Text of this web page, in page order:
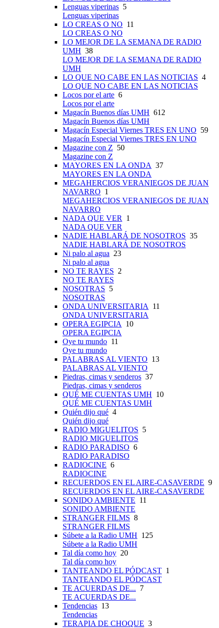
Lenguas viperinas 5
Lenguas viperinas
LO CREAS O NO 11
LO CREAS O NO
LO MEJOR DE LA SEMANA DE RADIO
UMH 38
LO MEJOR DE LA SEMANA DE RADIO
UMH
LO QUE NO CABE EN LAS NOTICIAS 4
LO QUE NO CABE EN LAS NOTICIAS
Locos por el arte 6
Locos por el arte
Magacín Buenos días UMH 612
Magacín Buenos días UMH
Magacín Especial Viernes TRES EN UNO 59
Magacín Especial Viernes TRES EN UNO
Magazine con Z 50
Magazine con Z
MAYORES EN LA ONDA 37
MAYORES EN LA ONDA
MEGAHERCIOS VERANIEGOS DE JUAN
NAVARRO 1
MEGAHERCIOS VERANIEGOS DE JUAN
NAVARRO
NADA QUE VER 1
NADA QUE VER
NADIE HABLARÁ DE NOSOTROS 35
NADIE HABLARÁ DE NOSOTROS
Ni palo al agua 23
Ni palo al agua
NO TE RAYES 2
NO TE RAYES
NOSOTRAS 5
NOSOTRAS
ONDA UNIVERSITARIA 11
ONDA UNIVERSITARIA
OPERA EGIPCIA 10
OPERA EGIPCIA
Oye tu mundo 11
Oye tu mundo
PALABRAS AL VIENTO 13
PALABRAS AL VIENTO
Piedras, cimas y senderos 37
Piedras, cimas y senderos
QUÉ ME CUENTAS UMH 10
QUÉ ME CUENTAS UMH
Quién dijo qué 4
Quién dijo qué
RADIO MIGUELITOS 5
RADIO MIGUELITOS
RADIO PARADISO 6
RADIO PARADISO
RADIOCINE 6
RADIOCINE
RECUERDOS EN EL AIRE-CASAVERDE 9
RECUERDOS EN EL AIRE-CASAVERDE
SONIDO AMBIENTE 11
SONIDO AMBIENTE
STRANGER FILMS 8
STRANGER FILMS
Súbete a la Radio UMH 125
Súbete a la Radio UMH
Tal día como hoy 20
Tal día como hoy
TANTEANDO EL PÓDCAST 1
TANTEANDO EL PÓDCAST
TE ACUERDAS DE... 7
TE ACUERDAS DE...
Tendencias 13
Tendencias
TERAPIA DE CHOQUE 3